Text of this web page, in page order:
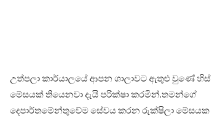
උත්පලා කාර්යාලයේ ආපන ශාලාවට ඇතුළු වුණේ හිස්
මේසයක් තියෙනවා දැයි පරික්ෂා කරමින්.තමන්ගේ
දෙපාර්තමේන්තුවේම සේවය කරන රුක්ෂිලා මේසයක